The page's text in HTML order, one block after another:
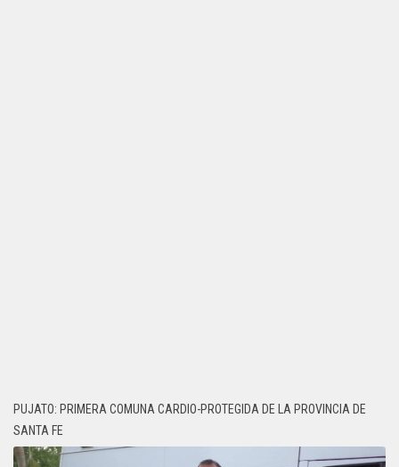
PUJATO: PRIMERA COMUNA CARDIO-PROTEGIDA DE LA PROVINCIA DE
SANTA FE